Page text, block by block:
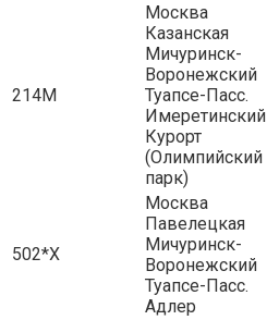
214М
Москва
Казанская
Мичуринск-
Воронежский
Туапсе-Пасс.
Имеретинский
Курорт
(Олимпийский
парк)
502*Х
Москва
Павелецкая
Мичуринск-
Воронежский
Туапсе-Пасс.
Адлер